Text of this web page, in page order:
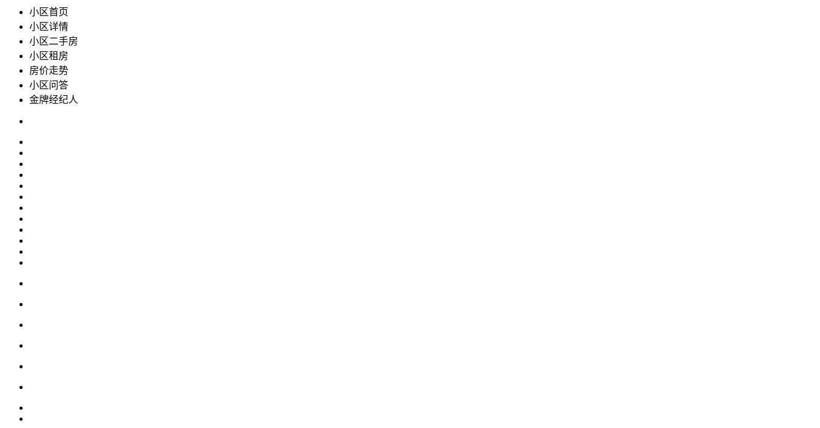
小区首页
小区详情
小区二手房
小区租房
房价走势
小区问答
金牌经纪人